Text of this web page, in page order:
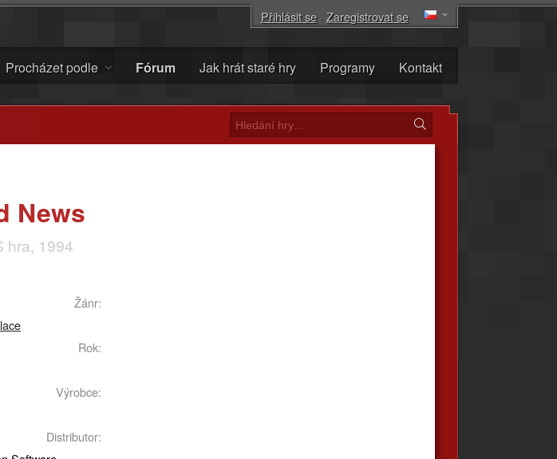
Přihlásit se·Zaregistrovat se
Procházet podle Fórum Jak hrát staré hry Programy Kontakt
News
hra, 1994
Žánr:
Rok:
Výrobce:
Distributor: